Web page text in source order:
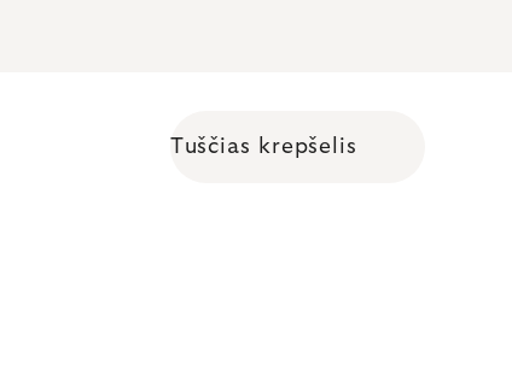
Shopping cart
Tuščias krepšelis